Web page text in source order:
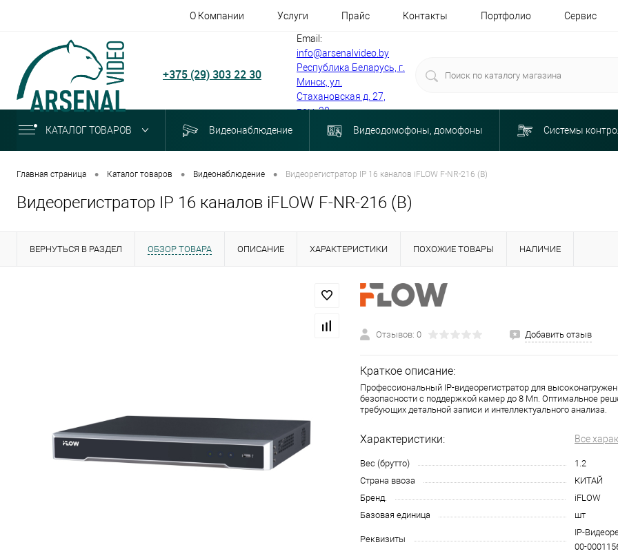
О Компании Услуги Прайс Контакты Портфолио Сервис
+375 (29) 303 22 30
Email:
info@arsenalvideo.by
Республика Беларусь, г.
Минск, ул.
Стахановская д. 27,
пом. 30
КАТАЛОГ ТОВАРОВ Видеонаблюдение Видеодомофоны, домофоны Системы
Главная страница • Каталог товаров • Видеонаблюдение • Видеорегистратор IP 16 каналов iFLOW F-NR-216 (B)
Видеорегистратор IP 16 каналов iFLOW F-NR-216 (B)
ВЕРНУТЬСЯ В РАЗДЕЛ ОБЗОР ТОВАРА ОПИСАНИЕ ХАРАКТЕРИСТИКИ ПОХОЖИЕ ТОВАРЫ НАЛИЧИЕ
Отзывов: 0 Добавить отзыв
Краткое описание:
Профессиональный IP-видеорегистратор для
безопасности с поддержкой камер до 8 Мп. Оптимальное
требующих детальной записи и интеллектуального анализа.
Характеристики: Все
Вес (брутто)
1.2
Страна ввоза
КИТАЙ
Бренд.
iFLOW
Базовая единица
шт
Реквизиты
IP-
00-